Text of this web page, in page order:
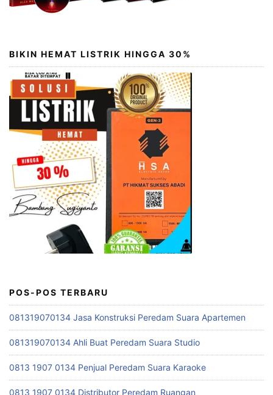
BIKIN HEMAT LISTRIK HINGGA 30%
POS-POS TERBARU
081319070134 Jasa Konstruksi Peredam Suara Apartemen
081319070134 Ahli Buat Peredam Suara Studio
0813 1907 0134 Penjual Peredam Suara Karaoke
0813 1907 0134 Distributor Peredam Ruangan